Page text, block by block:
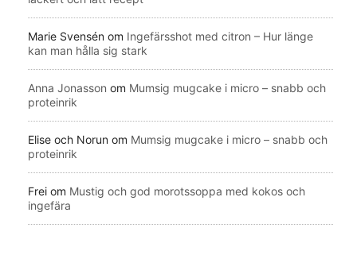
Marie Svensén om Ingefärsshot med citron – Hur länge
kan man hålla sig stark
Anna Jonasson om Mumsig mugcake i micro – snabb och
proteinrik
Elise och Norun om Mumsig mugcake i micro – snabb och
proteinrik
Frei om Mustig och god morotssoppa med kokos och
ingefära